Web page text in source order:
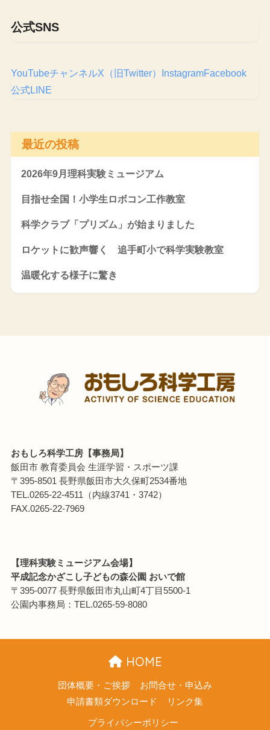
公式SNS
YouTubeチャンネルX（旧Twitter） InstagramFacebook
公式LINE
最近の投稿
2026年9月理科実験ミュージアム
目指せ全国！小学生ロボコン工作教室
科学クラブ「プリズム」が始まりました
ロケットに歓声響く 追手町小で科学実験教室
温暖化する様子に驚き
おもしろ科学工房【事務局】
飯田市 教育委員会 生涯学習・スポーツ課
〒395-8501 長野県飯田市大久保町2534番地
TEL.0265-22-4511（内線3741・3742）
FAX.0265-22-7969
【理科実験ミュージアム会場】
平成記念かざこし子どもの森公園 おいで館
〒395-0077 長野県飯田市丸山町4丁目5500-1
公園内事務局：TEL.0265-59-8080
HOME
団体概要・ご挨拶
お問合せ・申込み
申請書類ダウンロード
リンク集
プライバシーポリシー